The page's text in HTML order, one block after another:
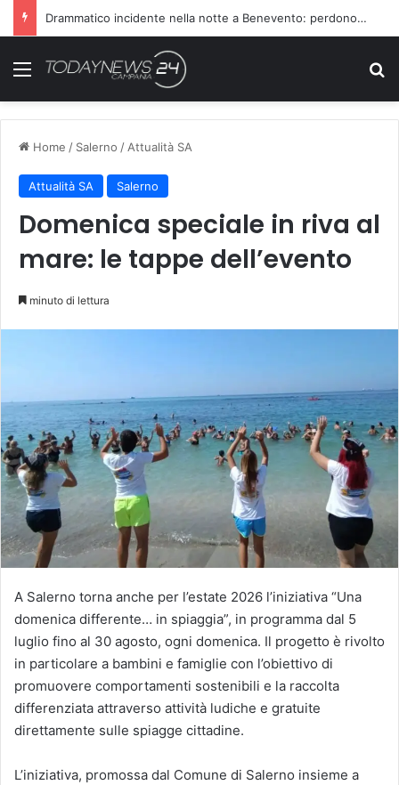
Drammatico incidente nella notte a Benevento: perdono la vita due persone
Menu
Home / Salerno / Attualità SA
Attualità SA Salerno
Domenica speciale in riva al
mare: le tappe dell’evento
minuto di lettura
A Salerno torna anche per l’estate 2026 l’iniziativa “Una
domenica differente… in spiaggia”, in programma dal 5
luglio fino al 30 agosto, ogni domenica. Il progetto è rivolto
in particolare a bambini e famiglie con l’obiettivo di
promuovere comportamenti sostenibili e la raccolta
differenziata attraverso attività ludiche e gratuite
direttamente sulle spiagge cittadine.
L’iniziativa, promossa dal Comune di Salerno insieme a